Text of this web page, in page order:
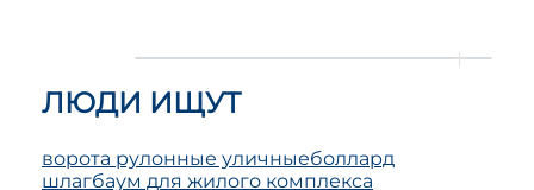
ЛЮДИ ИЩУТ
ворота рулонные уличныеболлард
шлагбаум для жилого комплекса